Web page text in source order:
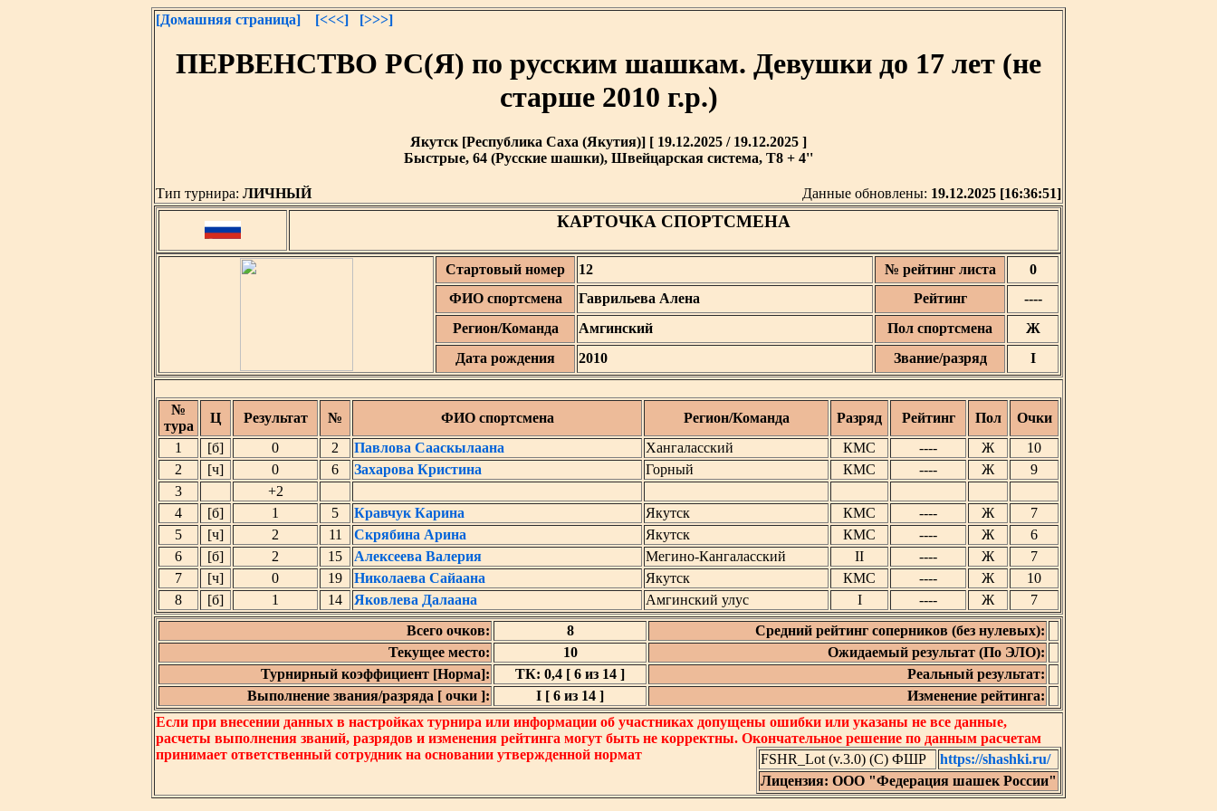
[Домашняя страница] [<<<] [>>>]
ПЕРВЕНСТВО РС(Я) по русским шашкам. Девушки до 17 лет (не
старше 2010 г.р.)
Якутск [Республика Саха (Якутия)] [ 19.12.2025 / 19.12.2025 ]
Быстрые, 64 (Русские шашки), Швейцарская система, T8 + 4''
Тип турнира: ЛИЧНЫЙ Данные обновлены: 19.12.2025 [16:36:51]
КАРТОЧКА СПОРТСМЕНА
Стартовый номер 12 № рейтинг листа
0
ФИО спортсмена
Гаврильева Алена Рейтинг
----
Регион/Команда
Амгинский Пол спортсмена
Ж
Дата рождения
2010 Звание/разряд I
№
тура
Ц Результат № ФИО спортсмена Регион/Команда Разряд Рейтинг Пол
Очки
1
[б] 0 2 Павлова Сааскылаана Хангаласский КМС ---- Ж
10
2
[ч] 0 6 Захарова Кристина Горный КМС ---- Ж
9
3
+2
4
[б] 1 5 Кравчук Карина Якутск КМС ---- Ж
7
5
[ч] 2 11 Скрябина Арина Якутск КМС ---- Ж
6
6
[б] 2 15 Алексеева Валерия Мегино-Кангаласский II ---- Ж
7
7
[ч] 0 19 Николаева Сайаана Якутск КМС ---- Ж
10
8
[б] 1 14 Яковлева Далаана Амгинский улус I ---- Ж
7
Всего очков:
8
Средний рейтинг соперников (без нулевых):
Текущее место:
10
Ожидаемый результат (По ЭЛО):
Турнирный коэффициент [Норма]:
ТК: 0,4 [ 6 из 14 ]
Реальный результат:
Выполнение звания/разряда [ очки ]:
I [ 6 из 14 ]
Изменение рейтинга:
Если при внесении данных в настройках турнира или информации об участниках допущены ошибки или указаны не все данные,
расчеты выполнения званий, разрядов и изменения рейтинга могут быть не корректны. Окончательное решение по данным расчетам
принимает ответственный сотрудник на основании утвержденной нормат
FSHR_Lot (v.3.0) (C) ФШР
https://shashki.ru/
Лицензия: ООО "Федерация шашек России"